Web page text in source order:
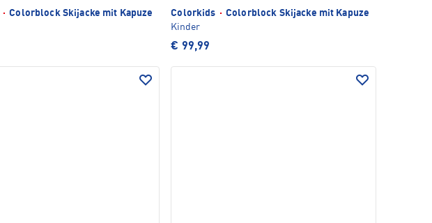
· Colorblock Skijacke mit Kapuze
Colorkids · Colorblock Skijacke mit Kapuze
Kinder
€ 99,99